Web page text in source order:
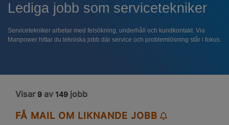
Lediga jobb som servicetekniker
Servicetekniker arbetar med felsökning, underhåll och kundkontakt. Via
Manpower hittar du tekniska jobb där service och problemlösning står i fokus.
Visar 9 av 149 jobb
FÅ MAIL OM LIKNANDE JOBB